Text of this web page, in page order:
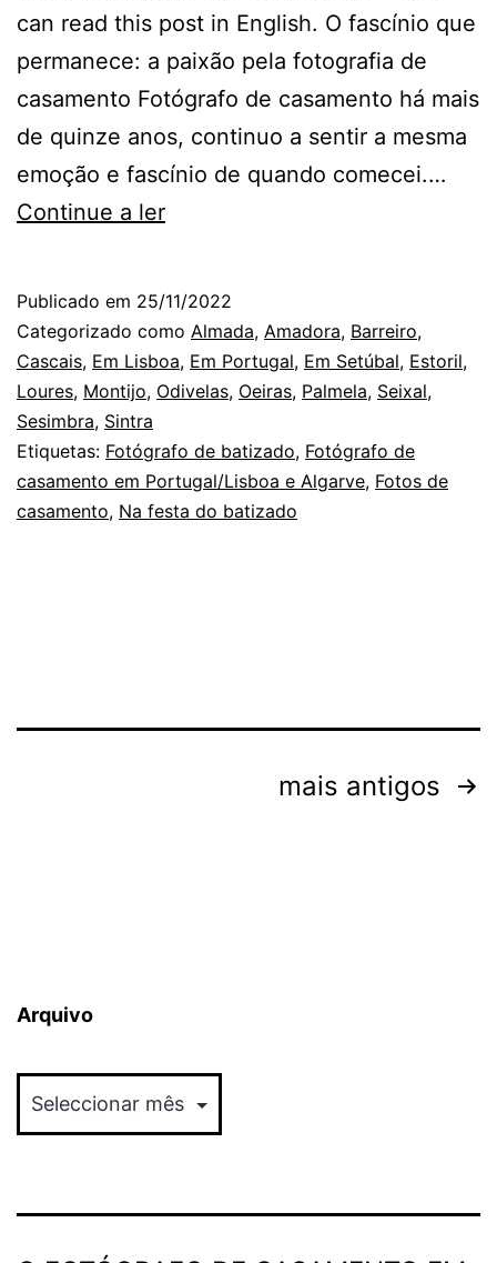
can read this post in English. O fascínio que
permanece: a paixão pela fotografia de
casamento Fotógrafo de casamento há mais
de quinze anos, continuo a sentir a mesma
emoção e fascínio de quando comecei.…
Continue a lerO
ao
Casamento
e
ao
Batizado
Publicado em 25/11/2022
Categorizado como Almada, Amadora, Barreiro,
Cascais, Em Lisboa, Em Portugal, Em Setúbal, Estoril,
Loures, Montijo, Odivelas, Oeiras, Palmela, Seixal,
Sesimbra, Sintra
Etiquetas: Fotógrafo de batizado, Fotógrafo de
casamento em Portugal/Lisboa e Algarve, Fotos de
casamento, Na festa do batizado
mais antigos
Arquivo